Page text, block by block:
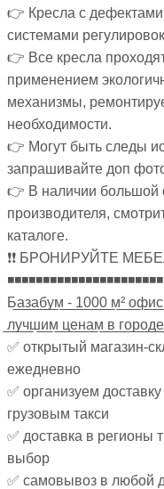
👉 Кресла с
системами
👉 Все кресла
применением
механизмы,
необходимости.
👉 Могут быть следы
запрашивайте доп
👉 В наличии большой
производителя,
каталоге.
❗❗ БРОНИРУЙТЕ
Б̲а̲з̲а̲б̲у̲м̲ ̲-̲ ̲1̲0̲0̲0̲ ̲м̲²̲
̲л̲у̲ч̲ш̲и̲м̲ ̲ц̲е̲н̲а̲м̲ ̲в̲
✅ открытый магазин-
ежедневно
✅ организуем
грузовым такси
✅ доставка в регионы
выбор
✅ самовывоз в любой